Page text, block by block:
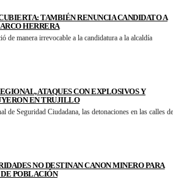
TAMBIÉN RENUNCIA CANDIDATO A
HERRERA
de manera irrevocable a la candidatura a la alcaldía
ATAQUES CON EXPLOSIVOS Y
EN TRUJILLO
de Seguridad Ciudadana, las detonaciones en las calles de
NO DESTINAN CANON MINERO PARA
POBLACIÓN